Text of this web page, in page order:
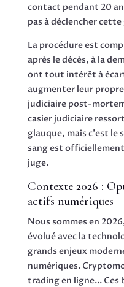
contact pendant 20
pas à déclencher
La procédure est
après le décès, à la
ont tout intérêt à
augmenter leur
judiciaire post-
casier judiciaire
glauque, mais c'est le
sang est
juge.
Contexte 2026 :
actifs numériques
Nous sommes en
évolué avec la
grands enjeux
numériques.
trading en ligne... Ces